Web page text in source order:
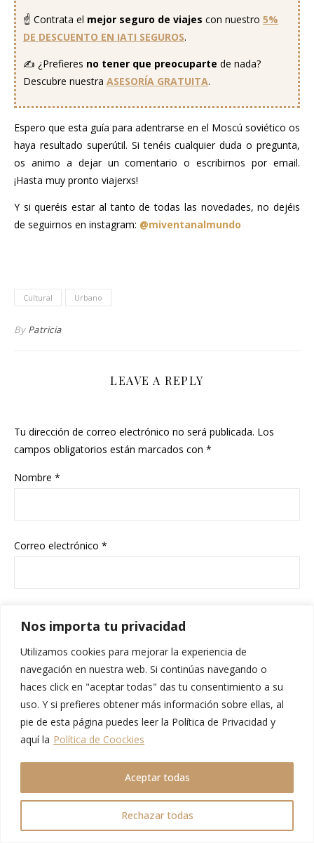
Nos importa tu privacidad
Utilizamos cookies para mejorar la experiencia de
navegación en nuestra web. Si continúas navegando o
haces click en "aceptar todas" das tu consentimiento a su
uso. Y si prefieres obtener más información sobre ellas, al
pie de esta página puedes leer la Política de Privacidad y
aquí la Política de Coockies
Rechazar todas
Aceptar todas
☝️ Contrata el mejor seguro de viajes con nuestro 5%
DE DESCUENTO EN IATI SEGUROS.
✍️ ¿Prefieres no tener que preocuparte de nada?
Descubre nuestra ASESORÍA GRATUITA.
Espero que esta guía para adentrarse en el Moscú soviético os
haya resultado superútil. Si tenéis cualquier duda o pregunta,
os animo a dejar un comentario o escribirnos por email.
¡Hasta muy pronto viajerxs!
Y si queréis estar al tanto de todas las novedades, no dejéis
de seguirnos en instagram: @miventanalmundo
Cultural Urbano
By Patricia
LEAVE A REPLY
Tu dirección de correo electrónico no será publicada. Los
campos obligatorios están marcados con *
Nombre *
Correo electrónico *
He leído y acepto la Política de privacidad
Comment